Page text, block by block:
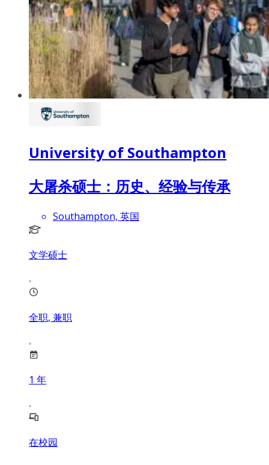
University of Southampton
大屠杀硕士：历史、经验与传承
Southampton, 英国
文学硕士
全职, 兼职
1 年
在校园